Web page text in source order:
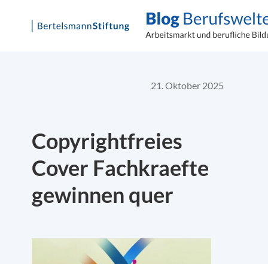
21. Oktober 2025
Copyrightfreies
Cover Fachkraefte
gewinnen quer